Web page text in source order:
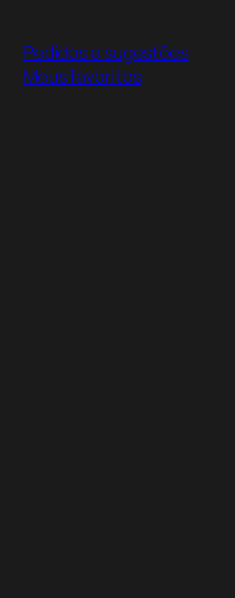
Pedidos e sugestões
Meus favoritos